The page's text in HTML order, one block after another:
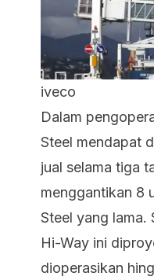
iveco
Dalam
Steel mendapat
jual selama tiga
menggantikan 8
Steel yang lama.
Hi-Way ini
dioperasikan